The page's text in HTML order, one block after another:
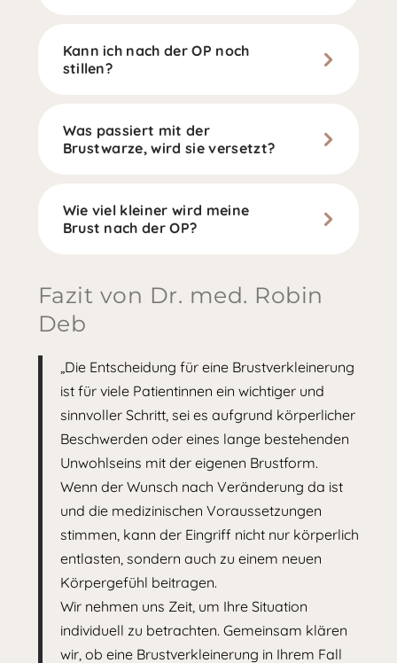
Kann ich nach der OP noch
stillen?
Was passiert mit der
Brustwarze, wird sie versetzt?
Wie viel kleiner wird meine
Brust nach der OP?
Fazit von Dr. med. Robin
Deb
„Die Entscheidung für eine Brustverkleinerung
ist für viele Patientinnen ein wichtiger und
sinnvoller Schritt, sei es aufgrund körperlicher
Beschwerden oder eines lange bestehenden
Unwohlseins mit der eigenen Brustform.
Wenn der Wunsch nach Veränderung da ist
und die medizinischen Voraussetzungen
stimmen, kann der Eingriff nicht nur körperlich
entlasten, sondern auch zu einem neuen
Körpergefühl beitragen.
Wir nehmen uns Zeit, um Ihre Situation
individuell zu betrachten. Gemeinsam klären
wir, ob eine Brustverkleinerung in Ihrem Fall